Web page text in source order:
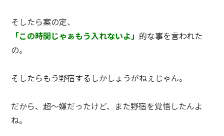
そしたら案の定、
「この時間じゃぁもう入れないよ」 的な事を言われた
の。
そしたらもう野宿するしかしょうがねぇじゃん。
だから、超～嫌だったけど、また野宿を覚悟したんよ
ね。